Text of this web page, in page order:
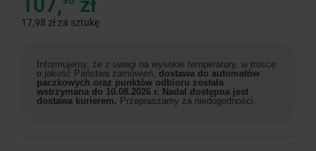
17,98 zł za sztukę
Informujemy, że z uwagi na wysokie temperatury, w trosce
o jakość Państwa zamówień, dostawa do automatów
paczkowych oraz punktów odbioru została
wstrzymana do 10.08.2026 r. Nadal dostępna jest
dostawa kurierem. Przepraszamy za niedogodności.